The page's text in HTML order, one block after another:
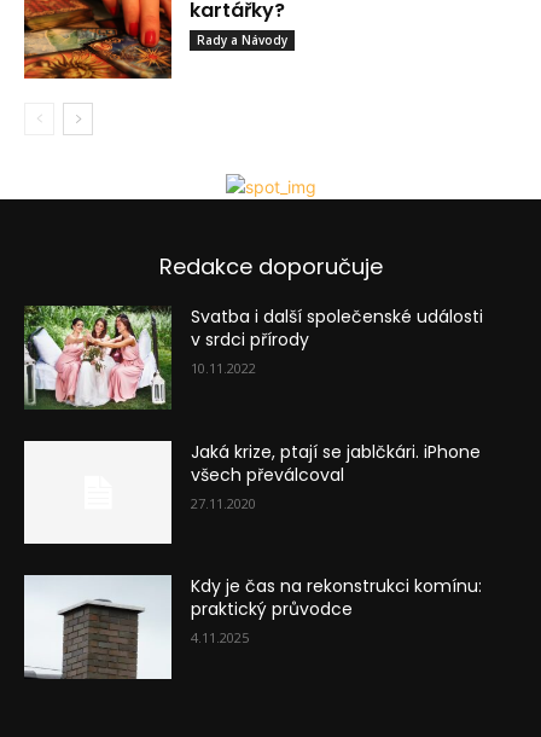
kartářky?
Rady a Návody
Redakce doporučuje
Svatba i další společenské události
v srdci přírody
10.11.2022
Jaká krize, ptají se jablčkári. iPhone
všech převálcoval
27.11.2020
Kdy je čas na rekonstrukci komínu:
praktický průvodce
4.11.2025